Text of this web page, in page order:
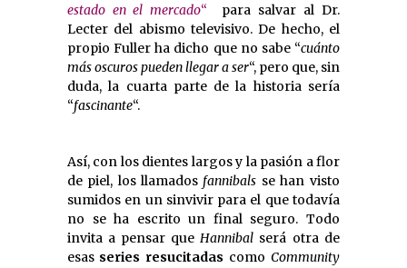
estado en el mercado“  para salvar al Dr.
Lecter del abismo televisivo. De hecho, el
propio Fuller ha dicho que no sabe “cuánto
más oscuros pueden llegar a ser“, pero que, sin
duda, la cuarta parte de la historia sería
“fascinante“.
Así, con los dientes largos y la pasión a flor
de piel, los llamados fannibals se han visto
sumidos en un sinvivir para el que todavía
no se ha escrito un final seguro. Todo
invita a pensar que Hannibal será otra de
esas series resucitadas como Community